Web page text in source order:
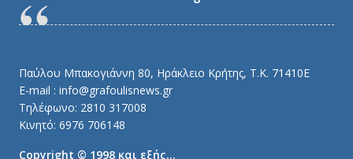
Παύλου Μπακογιάννη 80, Ηράκλειο Κρήτης, Τ.Κ. 71410E
E-mail : info@grafoulisnews.gr
Τηλέφωνο: 2810 317008
Κινητό: 6976 706148
Copyright © 1998 και εξής…